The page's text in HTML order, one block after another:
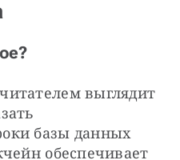
выглядит
базы данных
обеспечивает